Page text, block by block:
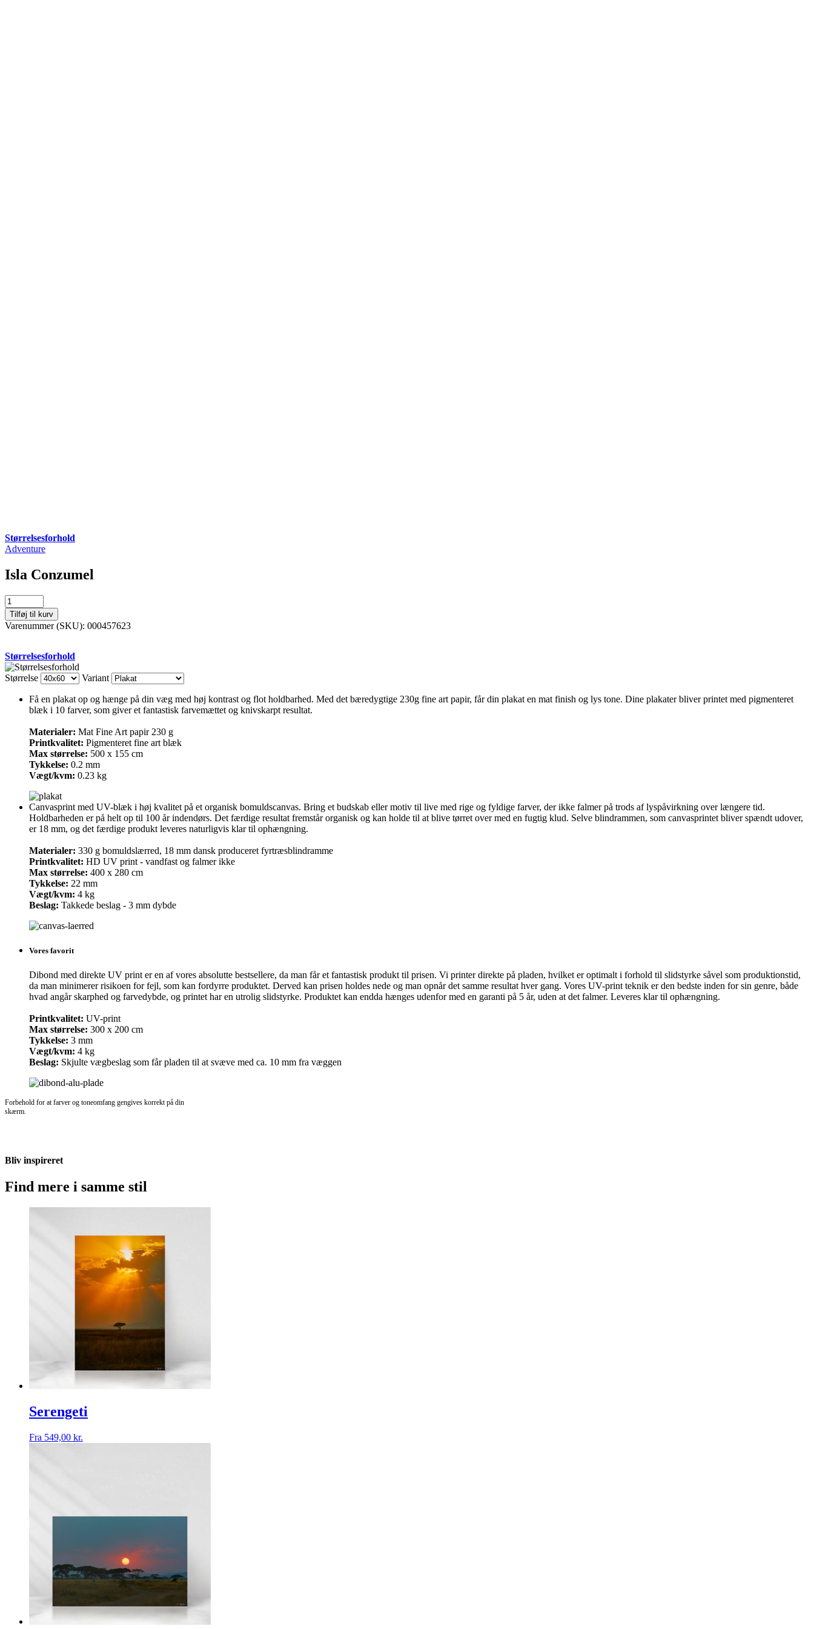
Størrelsesforhold
Adventure
Isla Conzumel
Isla
Conzumel
antal
Tilføj til kurv
Varenummer (SKU): 000457623
Størrelsesforhold
Størrelse Variant
Få en plakat op og hænge på din væg med høj kontrast og flot holdbarhed. Med det bæredygtige 230g fine art papir, får din plakat en mat finish og lys tone. Dine plakater bliver printet med pigmenteret
blæk i 10 farver, som giver et fantastisk farvemættet og knivskarpt resultat.
Materialer: Mat Fine Art papir 230 g
Printkvalitet: Pigmenteret fine art blæk
Max størrelse: 500 x 155 cm
Tykkelse: 0.2 mm
Vægt/kvm: 0.23 kg
Canvasprint med UV-blæk i høj kvalitet på et organisk bomuldscanvas. Bring et budskab eller motiv til live med rige og fyldige farver, der ikke falmer på trods af lyspåvirkning over længere tid.
Holdbarheden er på helt op til 100 år indendørs. Det færdige resultat fremstår organisk og kan holde til at blive tørret over med en fugtig klud. Selve blindrammen, som canvasprintet bliver spændt udover,
er 18 mm, og det færdige produkt leveres naturligvis klar til ophængning.
Materialer: 330 g bomuldslærred, 18 mm dansk produceret fyrtræsblindramme
Printkvalitet: HD UV print - vandfast og falmer ikke
Max størrelse: 400 x 280 cm
Tykkelse: 22 mm
Vægt/kvm: 4 kg
Beslag: Takkede beslag - 3 mm dybde
Vores favorit
Dibond med direkte UV print er en af vores absolutte bestsellere, da man får et fantastisk produkt til prisen. Vi printer direkte på pladen, hvilket er optimalt i forhold til slidstyrke såvel som produktionstid,
da man minimerer risikoen for fejl, som kan fordyrre produktet. Derved kan prisen holdes nede og man opnår det samme resultat hver gang. Vores UV-print teknik er den bedste inden for sin genre, både
hvad angår skarphed og farvedybde, og printet har en utrolig slidstyrke. Produktet kan endda hænges udenfor med en garanti på 5 år, uden at det falmer. Leveres klar til ophængning.
Printkvalitet: UV-print
Max størrelse: 300 x 200 cm
Tykkelse: 3 mm
Vægt/kvm: 4 kg
Beslag: Skjulte vægbeslag som får pladen til at svæve med ca. 10 mm fra væggen
Forbehold for at farver og toneomfang gengives korrekt på din
skærm.
Bliv inspireret
Find mere i samme stil
Serengeti
Fra 549,00 kr.